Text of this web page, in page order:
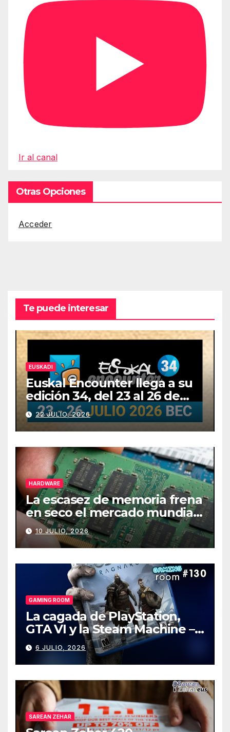
Ir al canal
Otras Opciones
Acceder
Te puede interesar
EUSKADI
Euskal Encounter llega a su
edición 34, del 23 al 26 de
julio
22 JULIO, 2026
HARDWARE
La escasez de memoria frena
en seco el mercado mundial
de PCs
10 JULIO, 2026
GAMING ROOM
La cagada de PlayStation,
GTA VI y la Steam Machine –
Gaming Room #130
6 JULIO, 2026
SAREAN ZEHAR